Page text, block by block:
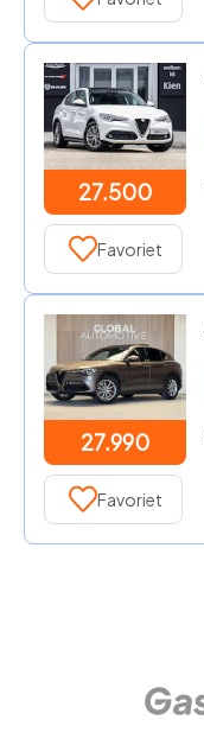
27.500
Favoriet
27.990
Favoriet